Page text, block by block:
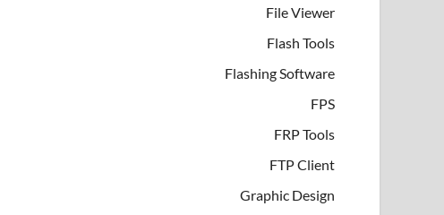
File Viewer
Flash Tools
Flashing Software
FPS
FRP Tools
FTP Client
Graphic Design